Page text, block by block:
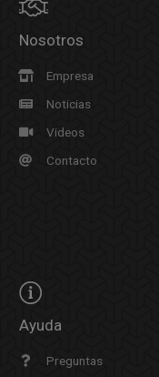
Nosotros
Empresa
Noticias
Videos
Contacto
Ayuda
Preguntas